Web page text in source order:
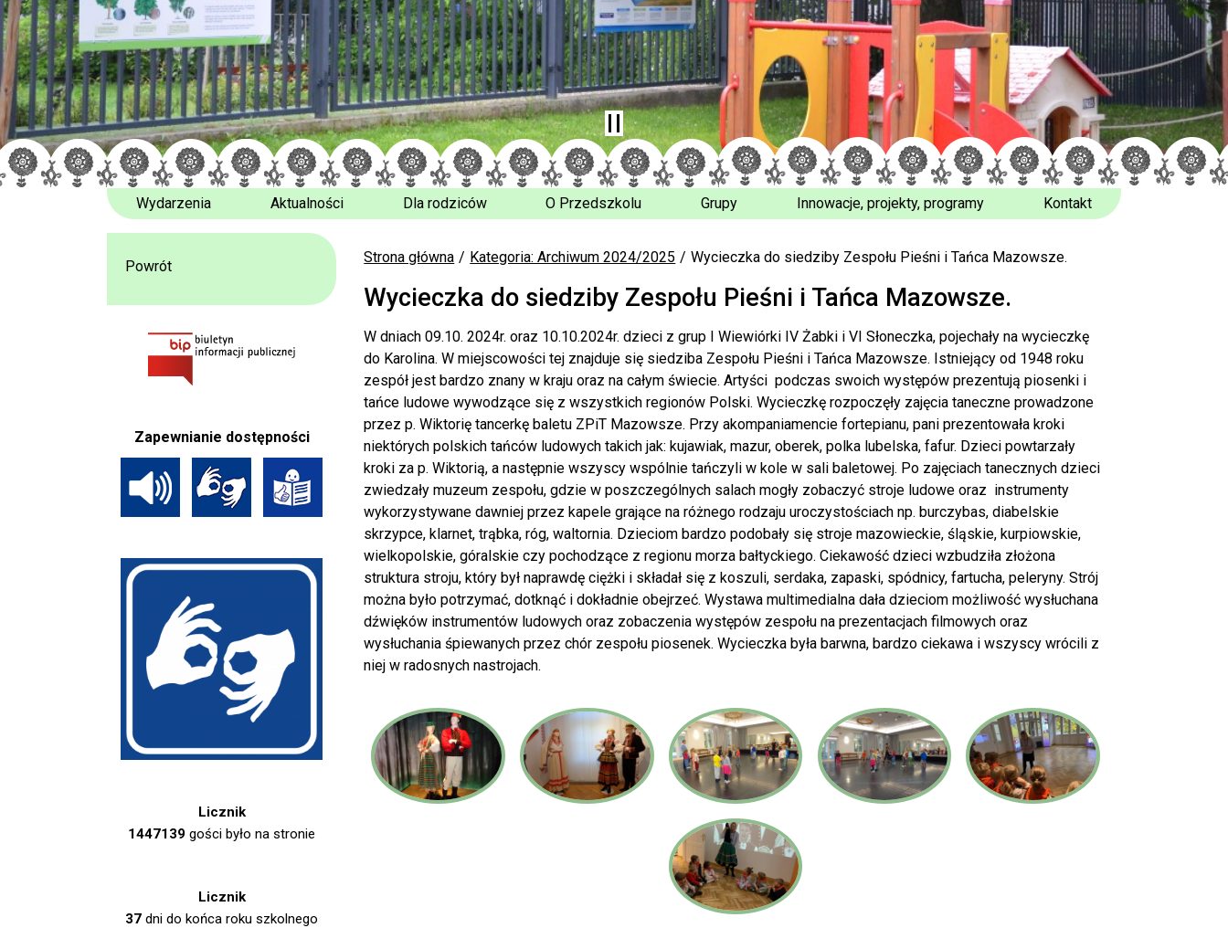
Wydarzenia Aktualności Dla rodziców O Przedszkolu Grupy Innowacje, projekty, programy Kontakt
Strona główna Kategoria: Archiwum 2024/2025 Wycieczka do siedziby Zespołu Pieśni i Tańca Mazowsze.
Wycieczka do siedziby Zespołu Pieśni i Tańca Mazowsze.
W dniach 09.10. 2024r. oraz 10.10.2024r. dzieci z grup I Wiewiórki IV Żabki i VI Słoneczka, pojechały na wycieczkę
do Karolina. W miejscowości tej znajduje się siedziba Zespołu Pieśni i Tańca Mazowsze. Istniejący od 1948 roku
zespół jest bardzo znany w kraju oraz na całym świecie. Artyści podczas swoich występów prezentują piosenki i
tańce ludowe wywodzące się z wszystkich regionów Polski. Wycieczkę rozpoczęły zajęcia taneczne prowadzone
przez p. Wiktorię tancerkę baletu ZPiT Mazowsze. Przy akompaniamencie fortepianu, pani prezentowała kroki
niektórych polskich tańców ludowych takich jak: kujawiak, mazur, oberek, polka lubelska, fafur. Dzieci powtarzały
kroki za p. Wiktorią, a następnie wszyscy wspólnie tańczyli w kole w sali baletowej. Po zajęciach tanecznych dzieci
zwiedzały muzeum zespołu, gdzie w poszczególnych salach mogły zobaczyć stroje ludowe oraz instrumenty
wykorzystywane dawniej przez kapele grające na różnego rodzaju uroczystościach np. burczybas, diabelskie
skrzypce, klarnet, trąbka, róg, waltornia. Dzieciom bardzo podobały się stroje mazowieckie, śląskie, kurpiowskie,
wielkopolskie, góralskie czy pochodzące z regionu morza bałtyckiego. Ciekawość dzieci wzbudziła złożona
struktura stroju, który był naprawdę ciężki i składał się z koszuli, serdaka, zapaski, spódnicy, fartucha, peleryny. Strój
można było potrzymać, dotknąć i dokładnie obejrzeć. Wystawa multimedialna dała dzieciom możliwość wysłuchana
dźwięków instrumentów ludowych oraz zobaczenia występów zespołu na prezentacjach filmowych oraz
wysłuchania śpiewanych przez chór zespołu piosenek. Wycieczka była barwna, bardzo ciekawa i wszyscy wrócili z
niej w radosnych nastrojach.
Powrót
Zapewnianie dostępności
Licznik
1447139 gości było na stronie
Licznik
37 dni do końca roku szkolnego